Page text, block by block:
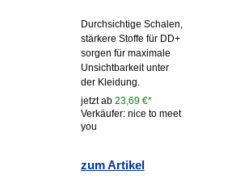
Durchsichtige Schalen,
stärkere Stoffe für DD+
sorgen für maximale
Unsichtbarkeit unter
der Kleidung.
jetzt ab 23,69 €*
Verkäufer: nice to meet
you
zum Artikel